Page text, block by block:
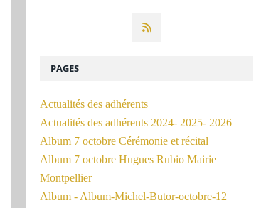
PAGES
Actualités des adhérents
Actualités des adhérents 2024- 2025- 2026
Album 7 octobre Cérémonie et récital
Album 7 octobre Hugues Rubio Mairie
Montpellier
Album - Album-Michel-Butor-octobre-12